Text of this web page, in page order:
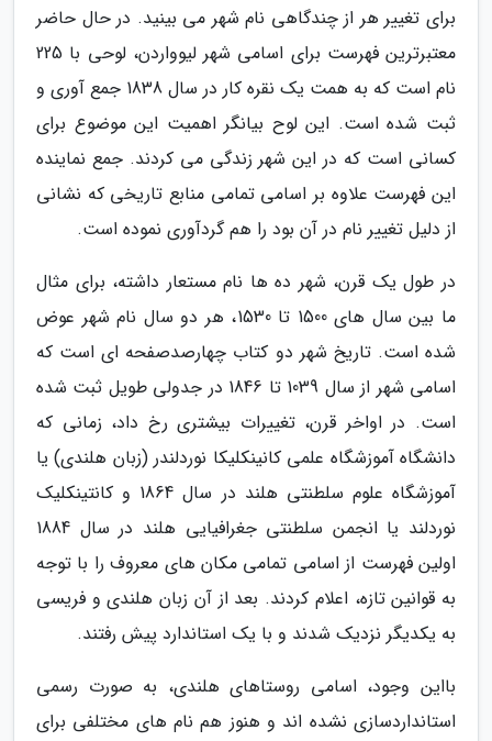
برای تغییر هر از چندگاهی نام شهر می بینید. در حال حاضر
معتبرترین فهرست برای اسامی شهر لیوواردن، لوحی با 225
نام است که به همت یک نقره کار در سال 1838 جمع آوری و
ثبت شده است. این لوح بیانگر اهمیت این موضوع برای
کسانی است که در این شهر زندگی می کردند. جمع نماینده
این فهرست علاوه بر اسامی تمامی منابع تاریخی که نشانی
از دلیل تغییر نام در آن بود را هم گردآوری نموده است.
در طول یک قرن، شهر ده ها نام مستعار داشته، برای مثال
ما بین سال های 1500 تا 1530، هر دو سال نام شهر عوض
شده است. تاریخ شهر دو کتاب چهارصدصفحه ای است که
اسامی شهر از سال 1039 تا 1846 در جدولی طویل ثبت شده
است. در اواخر قرن، تغییرات بیشتری رخ داد، زمانی که
دانشگاه آموزشگاه علمی کانینکلیکا نوردلندر (زبان هلندی) یا
آموزشگاه علوم سلطنتی هلند در سال 1864 و کانتینکلیک
نوردلند یا انجمن سلطنتی جغرافیایی هلند در سال 1884
اولین فهرست از اسامی تمامی مکان های معروف را با توجه
به قوانین تازه، اعلام کردند. بعد از آن زبان هلندی و فریسی
به یکدیگر نزدیک شدند و با یک استاندارد پیش رفتند.
بااین وجود، اسامی روستاهای هلندی، به صورت رسمی
استانداردسازی نشده اند و هنوز هم نام های مختلفی برای